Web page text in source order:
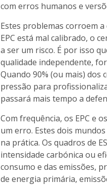
com erros humanos e
Estes problemas corroem
EPC está mal calibrado, o
a ser um risco. É por isso
qualidade independente,
Quando 90% (ou mais) dos
pressão para
passará mais tempo a
Com frequência, os EPC e
um erro. Estes dois
na prática. Os quadros de
intensidade carbónica ou
consumo e das emissões,
de energia primária,